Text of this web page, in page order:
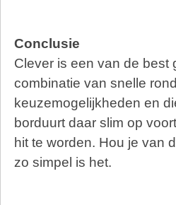
Conclusie
Clever is een van de best
combinatie van snelle
keuzemogelijkheden en
borduurt daar slim op
hit te worden. Hou je van
zo simpel is het.